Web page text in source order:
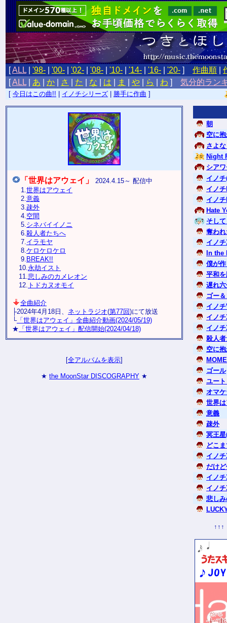
[ALL '98- '00- '02- '08- '10- '14- '16- '20- ] 作曲順
[ALL あ か さ た な は ま や ら わ ] 気分的ラン
[ 今日はこの曲!! イノチシリーズ 勝手に作曲 ]
「世界はアウェイ」
2024.4.15～ 配信中
1.世界はアウェイ
2.意義
3.疎外
4.空間
5.シネバイイノニ
6.殺人者たちへ
7.イラモヤ
8.ケロケロケロ
9. BREAK!!
10.永劫イスト
11.悲しみのカメレオン
12. トドカヌオモイ
全曲紹介
├2024年4月18日、 ネットラジオ(第77回)にて放送
└「世界はアウェイ」全曲紹介動画(2024/05/19)
★ 「世界はアウェイ」配信開始(2024/04/18)
[全アルバムを表示]
★ the MoonStar DISCOGRAPHY ★
朝
空に
さよ
Night
シア
イノ
イノ
イノ
Hate
そし
奪わ
イノ
In the
僕が
平和
遅れ
ゴー
イノ
イノ
イノ
殺人
空に
ゴール
ユー
オマ
世界
意義
疎外
冥王
どこ
イノ
だけ
イノ
イノ
悲し